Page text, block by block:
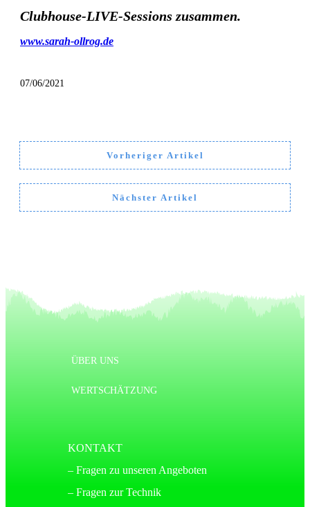
Clubhouse-LIVE-Sessions zusammen.
www.sarah-ollrog.de
07/06/2021
Vorheriger Artikel
Nächster Artikel
ÜBER UNS
WERTSCHÄTZUNG
KONTAKT
– Fragen zu unseren Angeboten
– Fragen zur Technik